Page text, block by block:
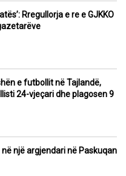
Rregullorja e re e GJKKO
e futbollit në Tajlandë,
24-vjeçari dhe plagosen 9
një argjendari në Paskuqan